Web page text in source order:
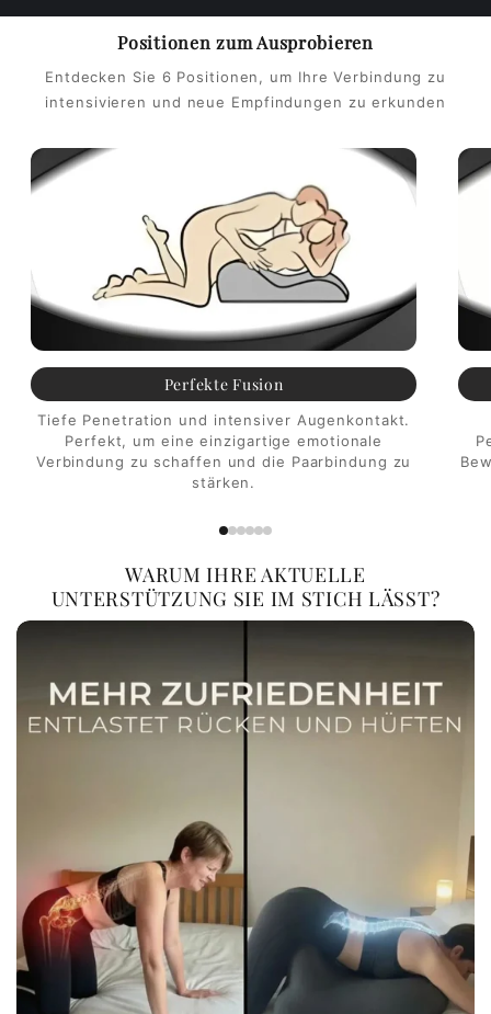
Positionen zum Ausprobieren
Entdecken Sie 6 Positionen, um Ihre Verbindung zu
intensivieren und neue Empfindungen zu erkunden
Perfekte Fusion
Tiefe Penetration und intensiver Augenkontakt.
Perfekt, um eine einzigartige emotionale
Verbindung zu schaffen und die Paarbindung zu
stärken.
WARUM IHRE AKTUELLE
UNTERSTÜTZUNG SIE IM STICH LÄSST?